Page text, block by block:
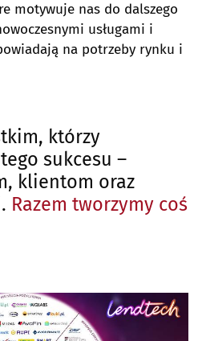
motywuje nas do dalszego
usługami i
na potrzeby rynku i
którzy
sukcesu –
klientom oraz
Razem tworzymy coś